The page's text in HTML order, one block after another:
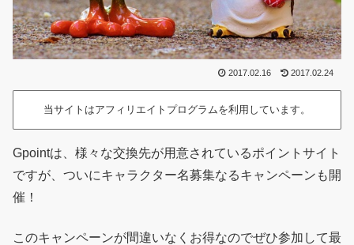
2017.02.16 2017.02.24
当サイトはアフィリエイトプログラムを利用しています。
Gpointは、様々な交換先が用意されているポイントサイト
ですが、ついにキャラクター名募集なるキャンペーンも開
催！
このキャンペーンが間違いなくお得なのでぜひ参加して最